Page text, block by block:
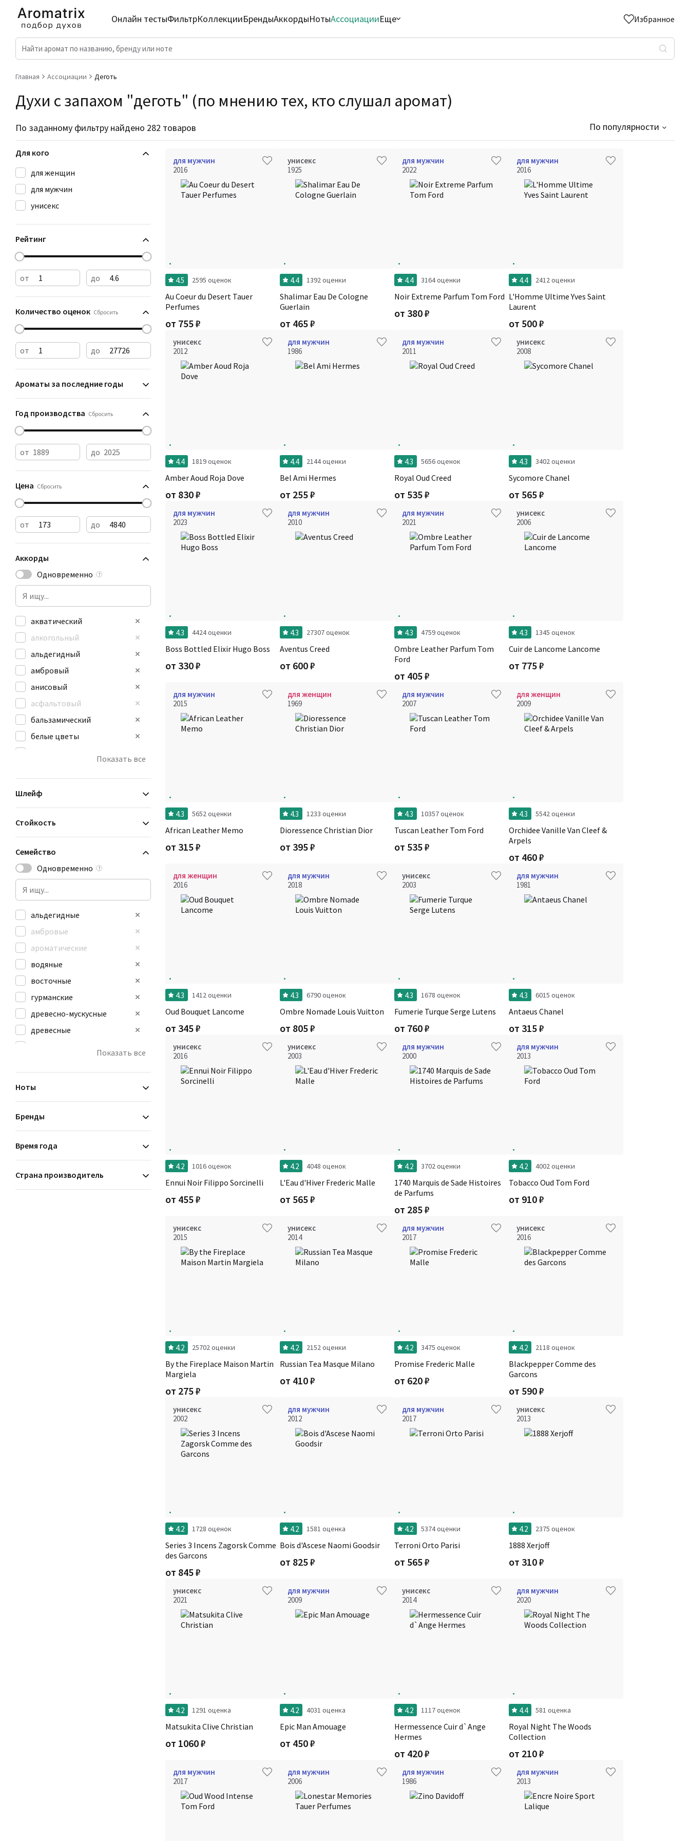
Онлайн тестыФильтрКоллекцииБрендыАккордыНотыАссоциацииЕще Избранное
Главная Ассоциации Деготь
Духи с запахом "деготь" (по мнению тех, кто слушал аромат)
По заданному фильтру найдено 282 товаров По популярности
Для кого
для женщин
для мужчин
унисекс
Рейтинг
от до
Количество оценок Сбросить
от до
Ароматы за последние годы
Год производства Сбросить
от до
Цена Сбросить
от до
Аккорды
Одновременно
?
акватический
алкогольный
альдегидный
амбровый
анисовый
асфальтовый
бальзамический
белые цветы
Показать все
Шлейф
Стойкость
Семейство
Одновременно
?
альдегидные
амбровые
ароматические
водяные
восточные
гурманские
древесно-мускусные
древесные
Показать все
Ноты
Бренды
Время года
Страна производитель
для мужчин
2016
4.5 2595 оценок
Au Coeur du Desert Tauer
Perfumes
от 755₽
унисекс
1925
4.4 1392 оценки
Shalimar Eau De Cologne
Guerlain
от 465₽
для мужчин
2022
4.4 3164 оценки
Noir Extreme Parfum Tom Ford
от 380₽
для мужчин
2016
4.4 2412 оценки
L'Homme Ultime Yves Saint
Laurent
от 500₽
унисекс
2012
4.4 1819 оценок
Amber Aoud Roja Dove
от 830₽
для мужчин
1986
4.4 2144 оценки
Bel Ami Hermes
от 255₽
для мужчин
2011
4.3 5656 оценок
Royal Oud Creed
от 535₽
унисекс
2008
4.3 3402 оценки
Sycomore Chanel
от 565₽
для мужчин
2023
4.3 4424 оценки
Boss Bottled Elixir Hugo Boss
от 330₽
для мужчин
2010
4.3 27307 оценок
Aventus Creed
от 600₽
для мужчин
2021
4.3 4759 оценок
Ombre Leather Parfum Tom
Ford
от 405₽
унисекс
2006
4.3 1345 оценок
Cuir de Lancome Lancome
от 775₽
для мужчин
2015
4.3 5652 оценки
African Leather Memo
от 315₽
для женщин
1969
4.3 1233 оценки
Dioressence Christian Dior
от 395₽
для мужчин
2007
4.3 10357 оценок
Tuscan Leather Tom Ford
от 535₽
для женщин
2009
4.3 5542 оценки
Orchidee Vanille Van Cleef &
Arpels
от 460₽
для женщин
2016
4.3 1412 оценки
Oud Bouquet Lancome
от 345₽
для мужчин
2018
4.3 6790 оценок
Ombre Nomade Louis Vuitton
от 805₽
унисекс
2003
4.3 1678 оценок
Fumerie Turque Serge Lutens
от 760₽
для мужчин
1981
4.3 6015 оценок
Antaeus Chanel
от 315₽
унисекс
2016
4.2 1016 оценок
Ennui Noir Filippo Sorcinelli
от 455₽
унисекс
2003
4.2 4048 оценок
L'Eau d'Hiver Frederic Malle
от 565₽
для мужчин
2000
4.2 3702 оценки
1740 Marquis de Sade Histoires
de Parfums
от 285₽
для мужчин
2013
4.2 4002 оценки
Tobacco Oud Tom Ford
от 910₽
унисекс
2015
4.2 25702 оценки
By the Fireplace Maison Martin
Margiela
от 275₽
унисекс
2014
4.2 2152 оценки
Russian Tea Masque Milano
от 410₽
для мужчин
2017
4.2 3475 оценок
Promise Frederic Malle
от 620₽
унисекс
2016
4.2 2118 оценок
Blackpepper Comme des
Garcons
от 590₽
унисекс
2002
4.2 1728 оценок
Series 3 Incens Zagorsk Comme
des Garcons
от 845₽
для мужчин
2012
4.2 1581 оценка
Bois d'Ascese Naomi Goodsir
от 825₽
для мужчин
2017
4.2 5374 оценки
Terroni Orto Parisi
от 565₽
унисекс
2013
4.2 2375 оценок
1888 Xerjoff
от 310₽
унисекс
2021
4.2 1291 оценка
Matsukita Clive Christian
от 1060₽
для мужчин
2009
4.2 4031 оценка
Epic Man Amouage
от 450₽
унисекс
2014
4.2 1117 оценок
Hermessence Cuir d`Ange
Hermes
от 420₽
для мужчин
2020
4.4 581 оценка
Royal Night The Woods
Collection
от 210₽
для мужчин
2017
для мужчин
2006
для мужчин
1986
для мужчин
2013